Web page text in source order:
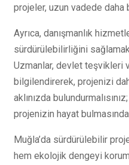
projeler, uzun vadede daha
Ayrıca, danışmanlık
sürdürülebilirliğini
Uzmanlar, devlet teşvikleri
bilgilendirerek, projenizi
aklınızda
projenizin hayat
Muğla’da sürdürülebilir
hem ekolojik dengeyi